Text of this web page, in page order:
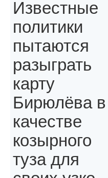
Известные
политики
пытаются
разыграть
карту
Бирюлёва в
качестве
козырного
туза для